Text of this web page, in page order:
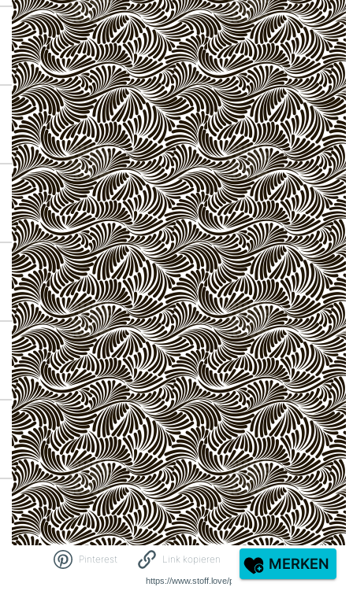
Pinterest Link kopieren MERKEN